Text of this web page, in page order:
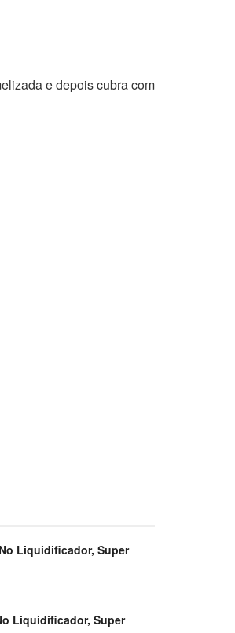
e depois cubra com
Liquidificador, Super
Liquidificador, Super